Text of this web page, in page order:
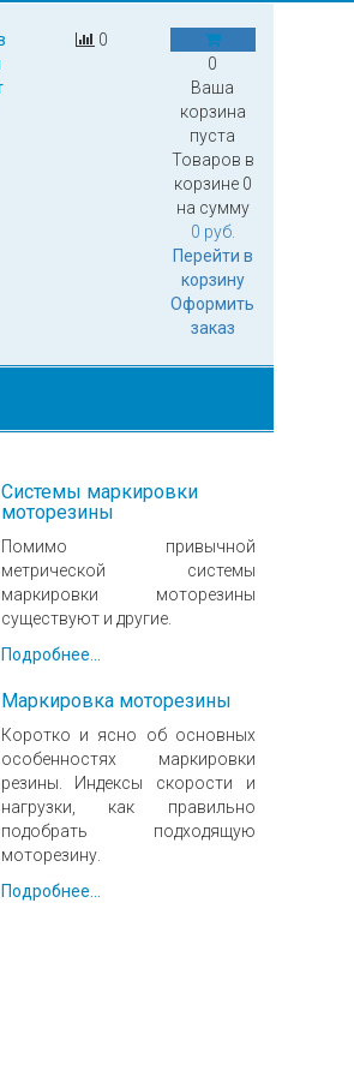
0
Ваша
корзина
пуста
Товаров в
корзине 0
на сумму
0 руб.
Перейти в
корзину
Оформить
заказ
0
Системы маркировки
моторезины
Помимо привычной
метрической системы
маркировки моторезины
существуют и другие.
Подробнее...
Маркировка моторезины
Коротко и ясно об основных
особенностях маркировки
резины. Индексы скорости и
нагрузки, как правильно
подобрать подходящую
моторезину.
Подробнее...